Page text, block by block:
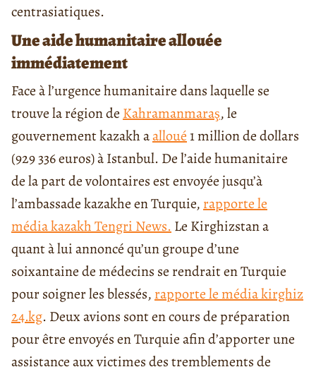
centrasiatiques.
Une aide humanitaire allouée
immédiatement
Face à l’urgence humanitaire dans laquelle se
trouve la région de Kahramanmaraş, le
gouvernement kazakh aalloué1 million de dollars
(929 336 euros) à Istanbul. De l’aide humanitaire
de la part de volontaires est envoyée jusqu’à
l’ambassade kazakhe en Turquie, rapporte le
média kazakh Tengri News. Le Kirghizstan a
quant à lui annoncé qu’un groupe d’une
soixantaine de médecins se rendrait en Turquie
pour soigner les blessés, rapporte le média kirghiz
24.kg. Deux avions sont en cours de préparation
pour être envoyés en Turquie afin d’apporter une
assistance aux victimes des tremblements de